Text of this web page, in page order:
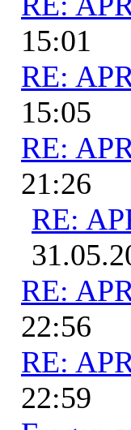
15:01
RE:
15:05
RE:
21:26
RE:
RE:
22:56
RE:
22:59